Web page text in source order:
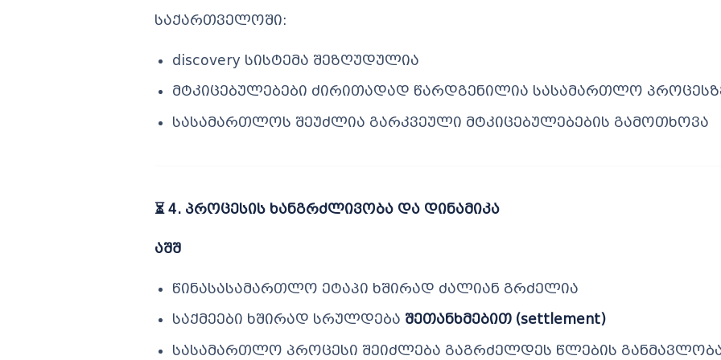
საქართველოში:
discovery სისტემა შეზღუდულია
მტკიცებულებები ძირითადად წარდგენილია სასამართლო
სასამართლოს შეუძლია გარკვეული მტკიცებულებების გამოთხოვა
⏳4. პროცესის ხანგრძლივობა და დინამიკა
აშშ
წინასასამართლო ეტაპი ხშირად ძალიან გრძელია
საქმეები ხშირად სრულდება შეთანხმებით (settlement)
სასამართლო პროცესი შეიძლება გაგრძელდეს წლების